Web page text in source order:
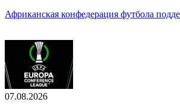
Африканская конфедерация футбола
07.08.2026